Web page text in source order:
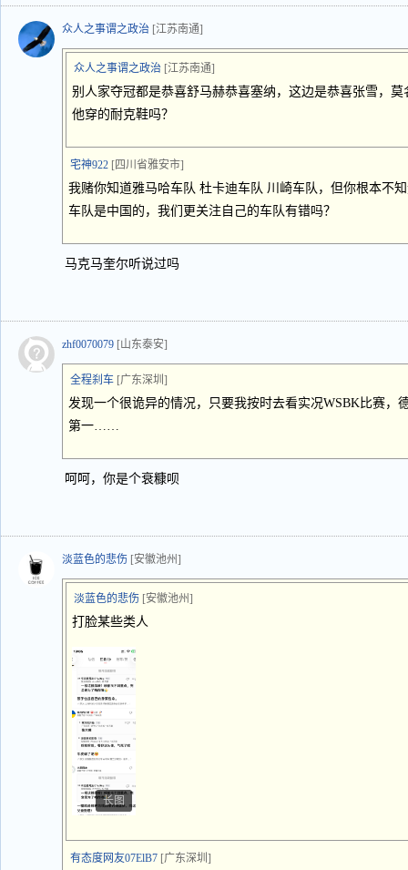
众人之事谓之政治 [江苏南通]
众人之事谓之政治 [江苏南通]
别人家夺冠都是恭喜舒马赫恭喜塞纳，这边是恭喜张雪，
他穿的耐克鞋吗？
宅神922 [四川省雅安市]
我赌你知道雅马哈车队 杜卡迪车队 川崎车队，但你根本不
车队是中国的，我们更关注自己的车队有错吗？
马克马奎尔听说过吗
zhf0070079 [山东泰安]
全程刹车 [广东深圳]
发现一个很诡异的情况，只要我按时去看实况WSBK比赛，
第一……
呵呵，你是个衰糠呗
淡蓝色的悲伤 [安徽池州]
淡蓝色的悲伤 [安徽池州]
打脸某些类人
长图
有态度网友07ElB7 [广东深圳]